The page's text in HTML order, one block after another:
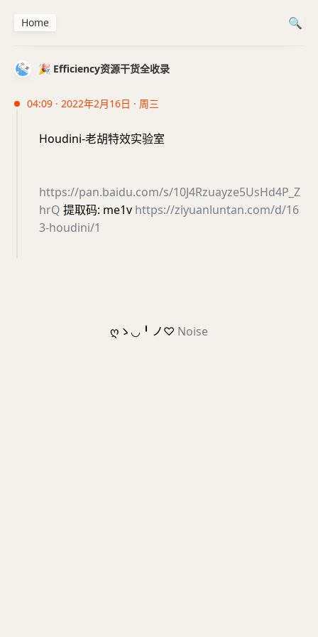
🎉 Efficiency资源干货全收录
04:09 · 2022年2月16日 · 周三
Houdini-老胡特效实验室
https://pan.baidu.com/s/10J4Rzuayze5UsHd4P_Z
hrQ 提取码: me1v https://ziyuanluntan.com/d/16
3-houdini/1
Home
ღゝ◡╹ノ♡ Noise